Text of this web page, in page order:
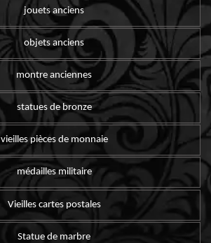
jouets anciens
objets anciens
montre anciennes
statues de bronze
vieilles pièces de monnaie
médailles militaire
Vieilles cartes postales
Statue de marbre